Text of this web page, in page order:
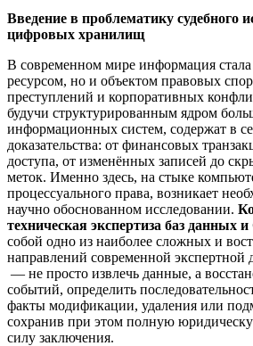
Введение в проблематику судебного
цифровых хранилищ
В современном мире информация
ресурсом, но и объектом правовых
преступлений и корпоративных
будучи структурированным ядром
информационных систем, содержат в
доказательства: от финансовых
доступа, от изменённых записей до
меток. Именно здесь, на стыке
процессуального права, возникает
научно обоснованном исследовании.
техническая экспертиза баз данных
собой одно из наиболее сложных и
направлений современной экспертной
— не просто извлечь данные, а
событий, определить
факты модификации, удаления или
сохранив при этом полную
силу заключения.